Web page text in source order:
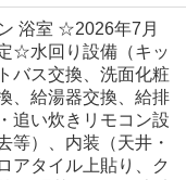
浴室 ☆2026年7月
☆水回り設備（キッ
バス交換、洗面化粧
、給湯器交換、給排
追い炊きリモコン設
等）、内装（天井・
アタイル上貼り、ク